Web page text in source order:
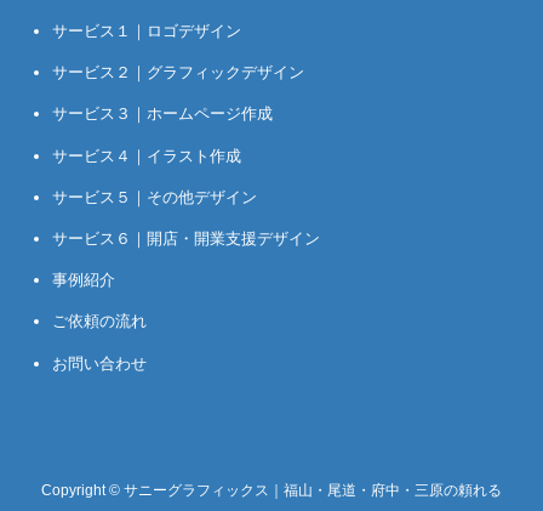
サービス１｜ロゴデザイン
サービス２｜グラフィックデザイン
サービス３｜ホームページ作成
サービス４｜イラスト作成
サービス５｜その他デザイン
サービス６｜開店・開業支援デザイン
事例紹介
ご依頼の流れ
お問い合わせ
Copyright © サニーグラフィックス｜福山・尾道・府中・三原の頼れる